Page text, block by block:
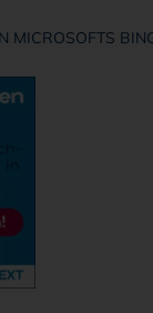
MICROSOFTS